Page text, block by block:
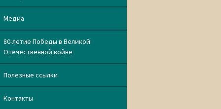
Медиа
80-летие Победы в Великой
Отечественной войне
Полезные ссылки
Контакты